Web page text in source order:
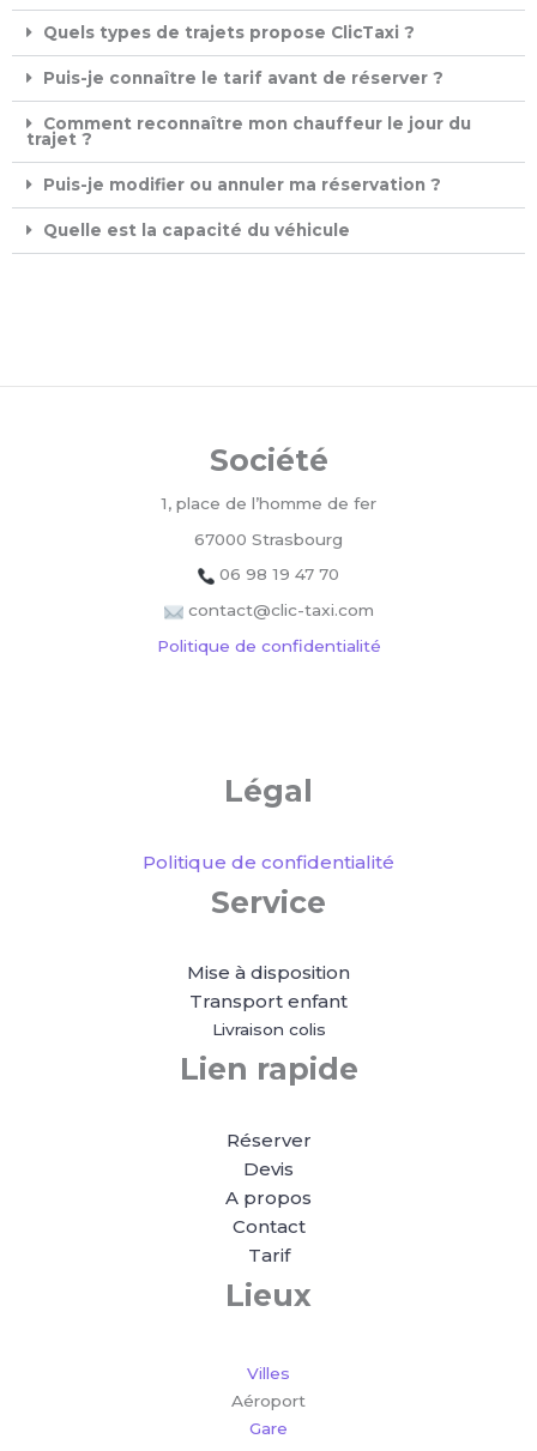
Quels types de trajets propose ClicTaxi ?
Puis-je connaître le tarif avant de réserver ?
Comment reconnaître mon chauffeur le jour du
trajet ?
Puis-je modifier ou annuler ma réservation ?
Quelle est la capacité du véhicule
Société
1, place de l’homme de fer
67000 Strasbourg
06 98 19 47 70
contact@clic-taxi.com
Politique de confidentialité
Légal
Politique de confidentialité
Service
Mise à disposition
Transport enfant
Livraison colis
Lien rapide
Réserver
Devis
A propos
Contact
Tarif
Lieux
Villes
Aéroport
Gare